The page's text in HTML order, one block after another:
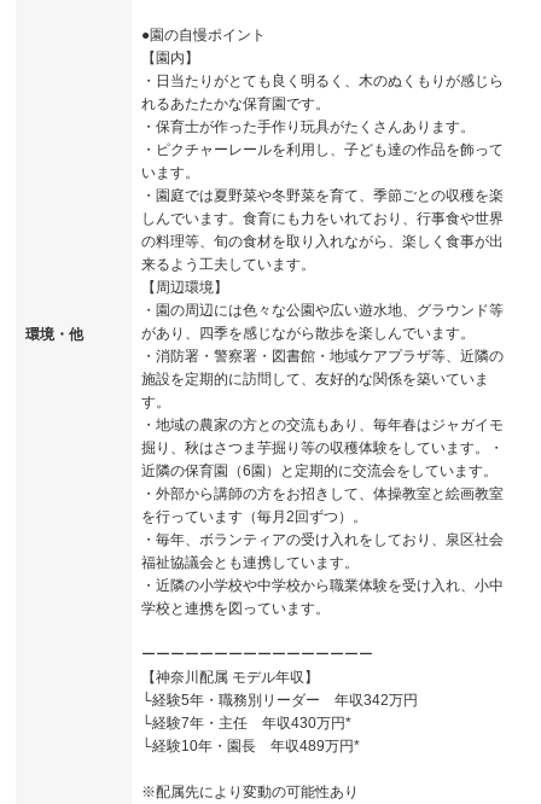
環境・他
●園の自慢ポイント
【園内】
・日当たりがとても良く明るく、木のぬくもりが感じら
れるあたたかな保育園です。
・保育士が作った手作り玩具がたくさんあります。
・ピクチャーレールを利用し、子ども達の作品を飾って
います。
・園庭では夏野菜や冬野菜を育て、季節ごとの収穫を楽
しんでいます。食育にも力をいれており、行事食や世界
の料理等、旬の食材を取り入れながら、楽しく食事が出
来るよう工夫しています。
【周辺環境】
・園の周辺には色々な公園や広い遊水地、グラウンド等
があり、四季を感じながら散歩を楽しんでいます。
・消防署・警察署・図書館・地域ケアプラザ等、近隣の
施設を定期的に訪問して、友好的な関係を築いていま
す。
・地域の農家の方との交流もあり、毎年春はジャガイモ
掘り、秋はさつま芋掘り等の収穫体験をしています。・
近隣の保育園（6園）と定期的に交流会をしています。
・外部から講師の方をお招きして、体操教室と絵画教室
を行っています（毎月2回ずつ）。
・毎年、ボランティアの受け入れをしており、泉区社会
福祉協議会とも連携しています。
・近隣の小学校や中学校から職業体験を受け入れ、小中
学校と連携を図っています。
ーーーーーーーーーーーーーーーー
【神奈川配属 モデル年収】
└経験5年・職務別リーダー 年収342万円
└経験7年・主任 年収430万円*
└経験10年・園長 年収489万円*
※配属先により変動の可能性あり